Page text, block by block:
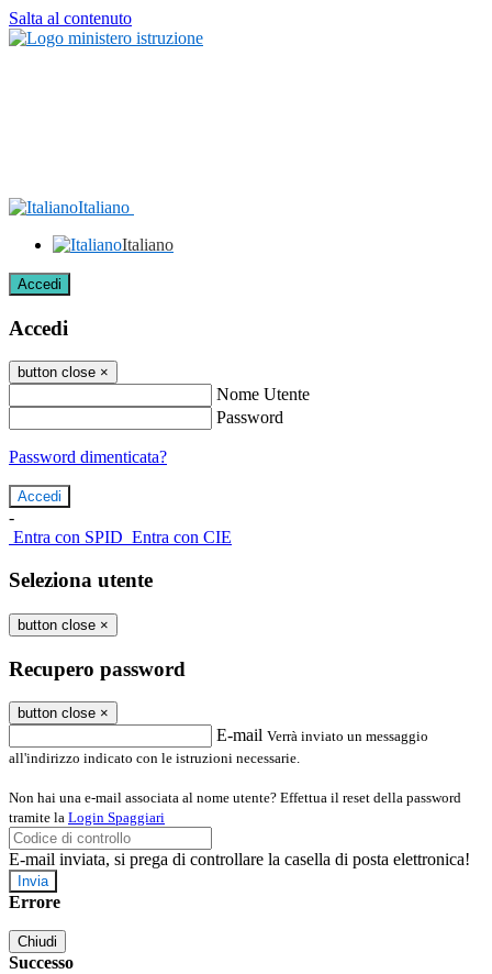
Salta al contenuto
Italiano
Italiano
Accedi
Accedi
button close ×
Nome Utente
Password
Password dimenticata?
-
Entra con SPID Entra con CIE
Seleziona utente
button close ×
Recupero password
button close ×
E-mail Verrà inviato un messaggio
all'indirizzo indicato con le istruzioni necessarie.
Non hai una e-mail associata al nome utente? Effettua il reset della password
tramite la Login Spaggiari
E-mail inviata, si prega di controllare la casella di posta elettronica!
Errore
Chiudi
Successo